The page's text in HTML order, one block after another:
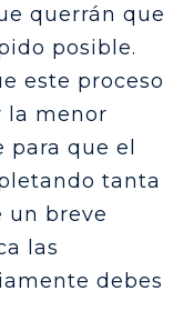
querrán que
posible.
este proceso
la menor
que el
tanta
un breve
las
debes